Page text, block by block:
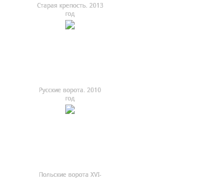
Старая крепость. 2013
год
Русские ворота. 2010
год
Польские ворота XVI-